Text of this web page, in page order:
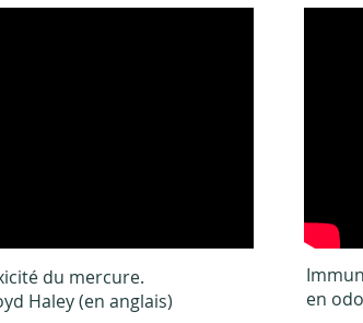
du mercure.
Haley (en anglais)
en